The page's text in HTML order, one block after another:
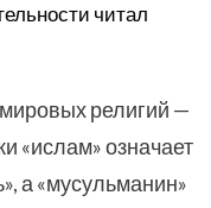
читал
религий —
«ислам» означает
а «мусульманин»